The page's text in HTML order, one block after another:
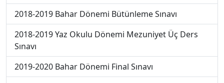
2018-2019 Bahar Dönemi Bütünleme Sınavı
2018-2019 Yaz Okulu Dönemi Mezuniyet Üç Ders
Sınavı
2019-2020 Bahar Dönemi Final Sınavı